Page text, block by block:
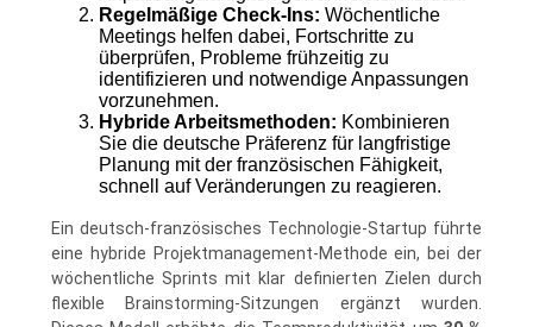
Regelmäßige Check-Ins: Wöchentliche
Meetings helfen dabei, Fortschritte zu
überprüfen, Probleme frühzeitig zu
identifizieren und notwendige Anpassungen
vorzunehmen.
Hybride Arbeitsmethoden: Kombinieren
Sie die deutsche Präferenz für langfristige
Planung mit der französischen Fähigkeit,
schnell auf Veränderungen zu reagieren.
Ein deutsch-französisches Technologie-Startup führte
eine hybride Projektmanagement-Methode ein, bei der
wöchentliche Sprints mit klar definierten Zielen durch
flexible Brainstorming-Sitzungen ergänzt wurden.